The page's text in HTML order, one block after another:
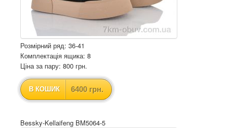
Розмірний ряд: 36-41
Комплектація ящика: 8
Ціна за пару: 800 грн.
В КОШИК 6400 грн.
Bessky-Kellaifeng BM5064-5